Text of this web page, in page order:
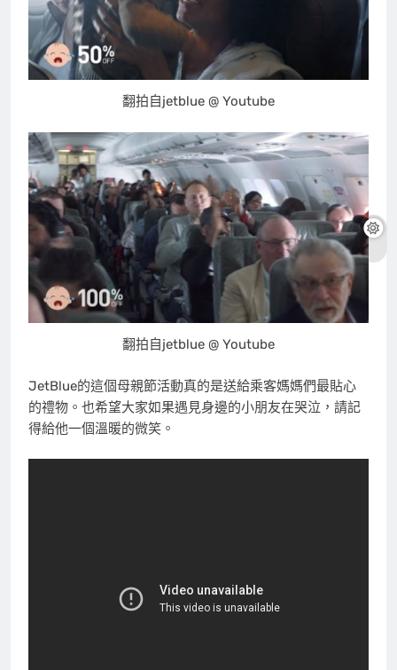
翻拍自jetblue @ Youtube
翻拍自jetblue @ Youtube
JetBlue的這個母親節活動真的是送給乘客媽媽們最貼心
的禮物。也希望大家如果遇見身邊的小朋友在哭泣，請記
得給他一個溫暖的微笑。